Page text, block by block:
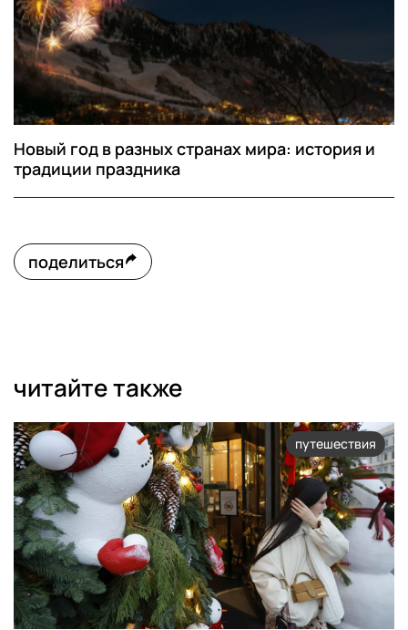
Новый год в разных странах мира: история и
традиции праздника
поделиться
читайте также
путешествия